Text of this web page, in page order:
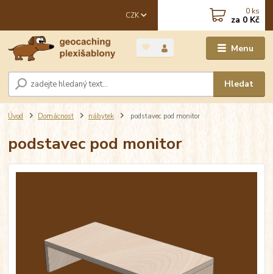
Menu
CZK
Hledat
0 ks
za 0 Kč
Úvod Domácnost nábytek podstavec pod monitor
podstavec pod monitor